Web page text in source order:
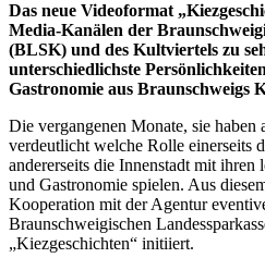
Das neue Videoformat
Media-Kanälen der
(BLSK) und des Kultviertels zu
unterschiedlichste
Gastronomie aus Braunschweigs
Die vergangenen Monate, sie haben
verdeutlicht welche Rolle einerseits
andererseits die Innenstadt mit ihren
und Gastronomie spielen. Aus
Kooperation mit der Agentur
Braunschweigischen
„Kiezgeschichten“ initiiert.